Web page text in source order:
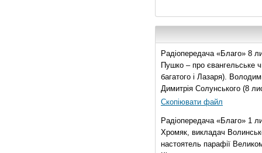
Радіопередача «Благо» 8
Пушко – про євангельське
багатого і Лазаря).
Димитрія Солунського (8
Скопіювати файл
Радіопередача «Благо» 1
Хромяк, викладач
настоятель парафії